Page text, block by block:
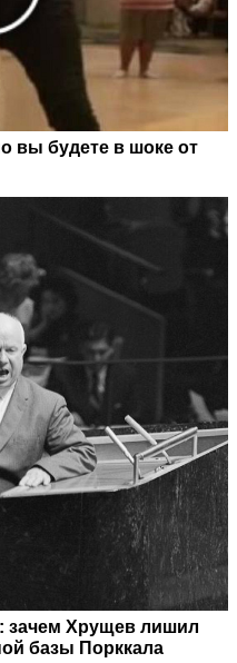
вы будете в шоке от
зачем Хрущев лишил
базы Порккала